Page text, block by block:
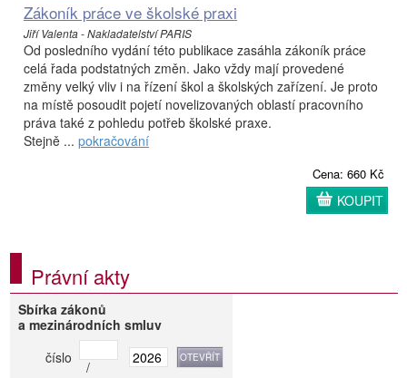
Zákoník práce ve školské praxi
Jiří Valenta - Nakladatelství PARIS
Od posledního vydání této publikace zasáhla zákoník práce
celá řada podstatných změn. Jako vždy mají provedené
změny velký vliv i na řízení škol a školských zařízení. Je proto
na místě posoudit pojetí novelizovaných oblastí pracovního
práva také z pohledu potřeb školské praxe.
Stejně ... pokračování
Cena: 660 Kč
KOUPIT
Právní akty
Sbírka zákonů
a mezinárodních smluv
číslo
/